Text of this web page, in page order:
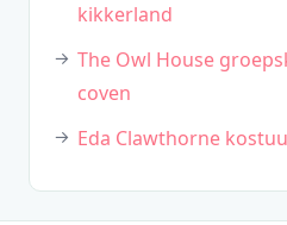
kikkerland
The Owl House
coven
Eda Clawthorne